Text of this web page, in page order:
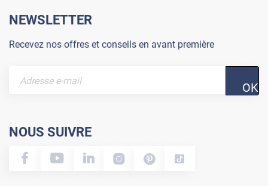
NEWSLETTER
Recevez nos offres et conseils en avant première
OK
NOUS SUIVRE